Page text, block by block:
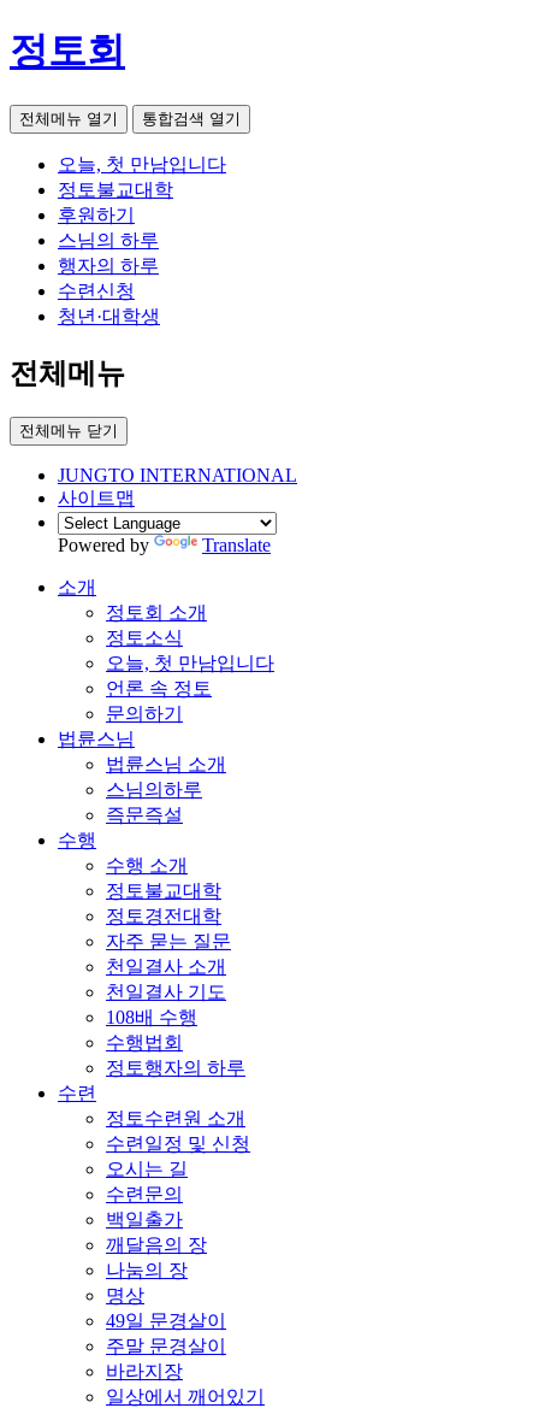
정토회
전체메뉴 열기 통합검색 열기
오늘, 첫 만남입니다
정토불교대학
후원하기
스님의 하루
행자의 하루
수련신청
청년·대학생
전체메뉴
전체메뉴 닫기
JUNGTO INTERNATIONAL
사이트맵
Powered by Translate
소개
정토회 소개
정토소식
오늘, 첫 만남입니다
언론 속 정토
문의하기
법륜스님
법륜스님 소개
스님의하루
즉문즉설
수행
수행 소개
정토불교대학
정토경전대학
자주 묻는 질문
천일결사 소개
천일결사 기도
108배 수행
수행법회
정토행자의 하루
수련
정토수련원 소개
수련일정 및 신청
오시는 길
수련문의
백일출가
깨달음의 장
나눔의 장
명상
49일 문경살이
주말 문경살이
바라지장
일상에서 깨어있기